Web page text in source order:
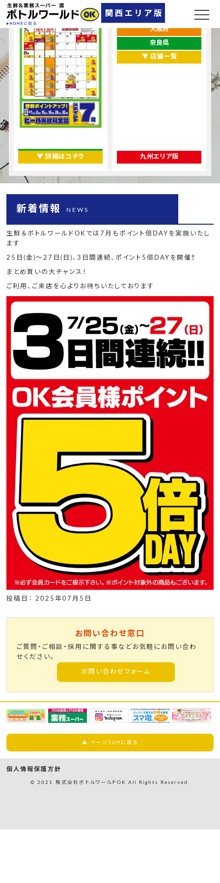
▼ 詳細はコチラ
兵庫県
大阪府
奈良県
▼ 店舗一覧
九州エリア版
新着情報 NEWS
生鮮＆ボトルワールドOKでは7月もポイント倍DAYを実施いたし
ます
25日(金)～27日(日)、3日間連続、ポイント5倍DAYを開催‼
まとめ買いの大チャンス！
ご利用、ご来店を心よりお待ちいたしております
投稿日： 2025年07月5日
お問い合わせ窓口
ご質問・ご相談・採用に関する事などお気軽にお問い合わ
せください。
お問い合わせフォーム
▲ ページTOPに戻る
個人情報保護方針
© 2021 株式会社ボトルワールドOK All Rights Reserved.